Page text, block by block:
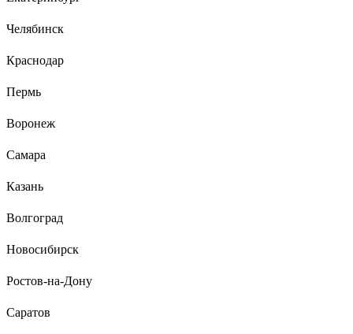
Челябинск
Краснодар
Пермь
Воронеж
Самара
Казань
Волгоград
Новосибирск
Ростов-на-Дону
Саратов